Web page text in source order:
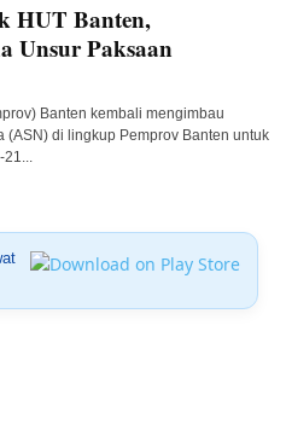
HUT Banten,
Unsur Paksaan
Banten kembali mengimbau
di lingkup Pemprov Banten untuk